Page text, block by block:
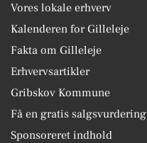
Vores lokale erhverv
Kalenderen for Gilleleje
Fakta om Gilleleje
Erhvervsartikler
Gribskov Kommune
Få en gratis salgsvurdering
Sponsoreret indhold